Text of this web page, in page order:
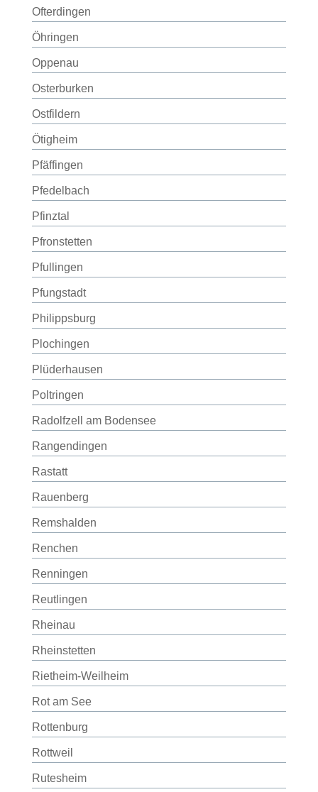
Ofterdingen
Öhringen
Oppenau
Osterburken
Ostfildern
Ötigheim
Pfäffingen
Pfedelbach
Pfinztal
Pfronstetten
Pfullingen
Pfungstadt
Philippsburg
Plochingen
Plüderhausen
Poltringen
Radolfzell am Bodensee
Rangendingen
Rastatt
Rauenberg
Remshalden
Renchen
Renningen
Reutlingen
Rheinau
Rheinstetten
Rietheim-Weilheim
Rot am See
Rottenburg
Rottweil
Rutesheim